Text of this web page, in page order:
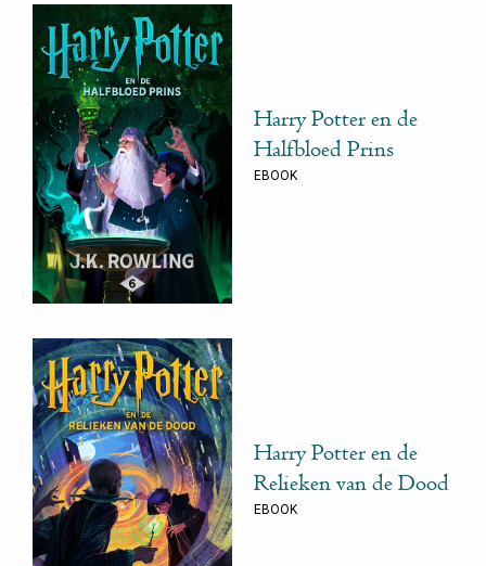
Harry Potter en de
Halfbloed Prins
EBOOK
Harry Potter en de
Relieken van de Dood
EBOOK